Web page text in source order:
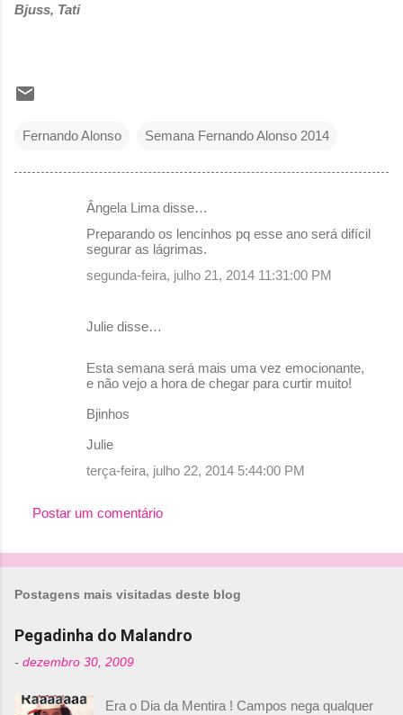
Bjuss, Tati
Fernando Alonso Semana Fernando Alonso 2014
Ângela Lima disse…
Preparando os lencinhos pq esse ano será difícil
segurar as lágrimas.
segunda-feira, julho 21, 2014 11:31:00 PM
Julie disse…
Esta semana será mais uma vez emocionante,
e não vejo a hora de chegar para curtir muito!
Bjinhos
Julie
terça-feira, julho 22, 2014 5:44:00 PM
Postar um comentário
Postagens mais visitadas deste blog
Pegadinha do Malandro
- dezembro 30, 2009
Era o Dia da Mentira ! Campos nega qualquer